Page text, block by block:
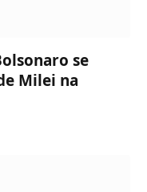
se
Milei na